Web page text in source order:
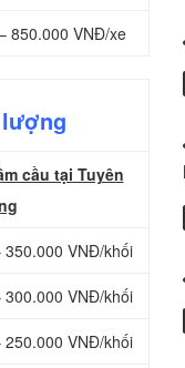
850.000 VNĐ/xe
lượng
cầu tại Tuyên
VNĐ/khối
VNĐ/khối
VNĐ/khối